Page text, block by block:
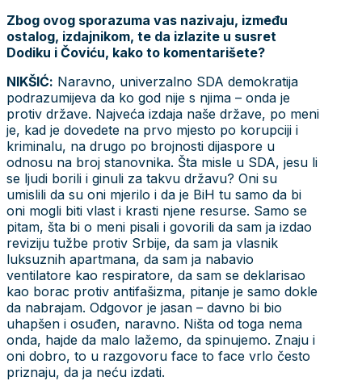
Zbog ovog sporazuma vas nazivaju, između
ostalog, izdajnikom, te da izlazite u susret
Dodiku i Čoviću, kako to komentarišete?
NIKŠIĆ: Naravno, univerzalno SDA demokratija
podrazumijeva da ko god nije s njima – onda je
protiv države. Najveća izdaja naše države, po meni
je, kad je dovedete na prvo mjesto po korupciji i
kriminalu, na drugo po brojnosti dijaspore u
odnosu na broj stanovnika. Šta misle u SDA, jesu li
se ljudi borili i ginuli za takvu državu? Oni su
umislili da su oni mjerilo i da je BiH tu samo da bi
oni mogli biti vlast i krasti njene resurse. Samo se
pitam, šta bi o meni pisali i govorili da sam ja izdao
reviziju tužbe protiv Srbije, da sam ja vlasnik
luksuznih apartmana, da sam ja nabavio
ventilatore kao respiratore, da sam se deklarisao
kao borac protiv antifašizma, pitanje je samo dokle
da nabrajam. Odgovor je jasan – davno bi bio
uhapšen i osuđen, naravno. Ništa od toga nema
onda, hajde da malo lažemo, da spinujemo. Znaju i
oni dobro, to u razgovoru face to face vrlo često
priznaju, da ja neću izdati.